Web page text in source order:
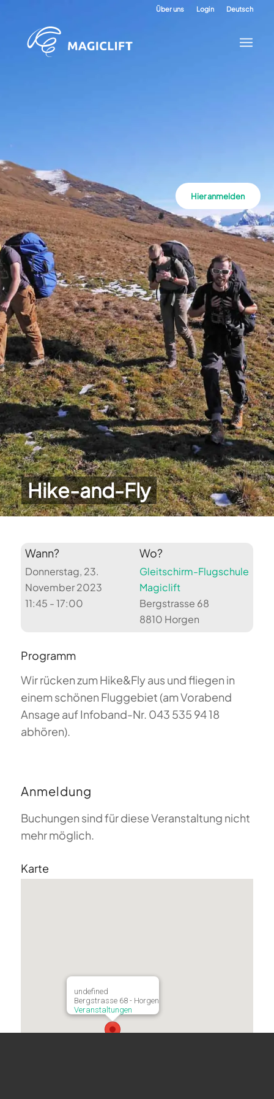
Über uns Login Deutsch
Hike-and-Fly
Hier anmelden
Wann?
Donnerstag, 23.
November 2023
11:45 - 17:00
Wo?
Gleitschirm-Flugschule
Magiclift
Bergstrasse 68
8810 Horgen
Programm
Wir rücken zum Hike&Fly aus und fliegen in
einem schönen Fluggebiet (am Vorabend
Ansage auf Infoband-Nr. 043 535 94 18
abhören).
Anmeldung
Buchungen sind für diese Veranstaltung nicht
mehr möglich.
Karte
undefined
Bergstrasse 68 - Horgen
Veranstaltungen